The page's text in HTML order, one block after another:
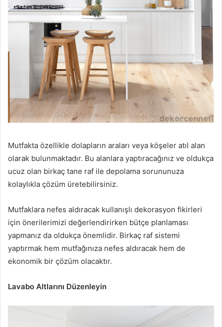
Mutfakta özellikle dolapların araları veya köşeler atıl alan
olarak bulunmaktadır. Bu alanlara yaptıracağınız ve oldukça
ucuz olan birkaç tane raf ile depolama sorununuza
kolaylıkla çözüm üretebilirsiniz.
Mutfaklara nefes aldıracak kullanışlı dekorasyon fikirleri
için önerilerimizi değerlendirirken bütçe planlaması
yapmanız da oldukça önemlidir. Birkaç raf sistemi
yaptırmak hem mutfağınıza nefes aldıracak hem de
ekonomik bir çözüm olacaktır.
Lavabo Altlarını Düzenleyin